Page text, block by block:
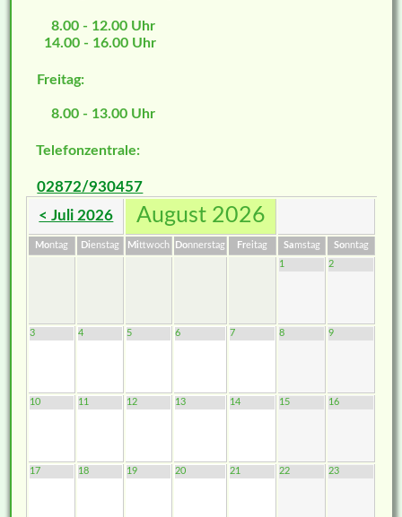
8.00 - 12.00 Uhr
14.00 - 16.00 Uhr
Freitag:
8.00 - 13.00 Uhr
Telefonzentrale:
02872/930457
< Juli 2026 August 2026
Montag Dienstag Mittwoch Donnerstag Freitag Samstag Sonntag
1
2
3 4 5 6 7 8 9
10 11 12 13 14 15 16
17 18 19 20 21 22 23